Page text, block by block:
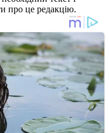
про це редакцію.